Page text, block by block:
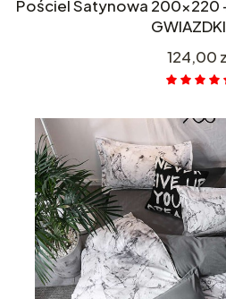
Pościel Satynowa 200x220
Cena
124,00